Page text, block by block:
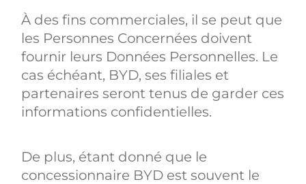
À des fins commerciales, il se peut que
les Personnes Concernées doivent
fournir leurs Données Personnelles. Le
cas échéant, BYD, ses filiales et
partenaires seront tenus de garder ces
informations confidentielles.
De plus, étant donné que le
concessionnaire BYD est souvent le